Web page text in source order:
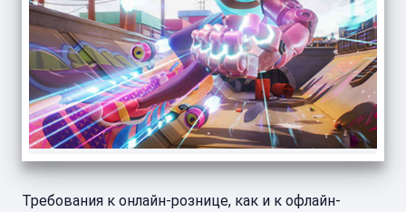
Требования к онлайн-рознице, как и к офлайн-